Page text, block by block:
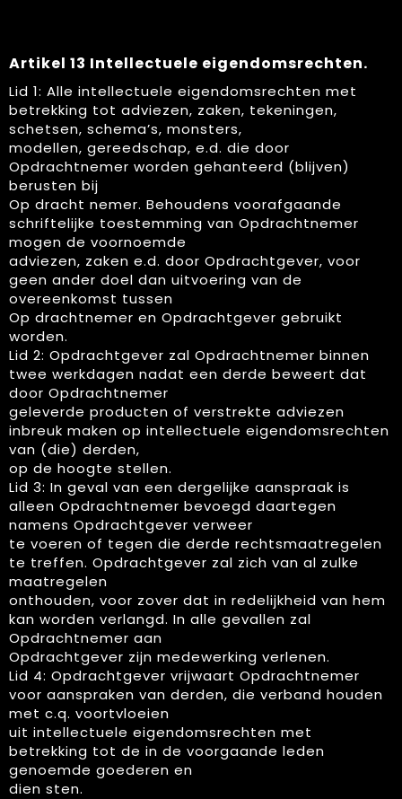
Artikel 13 Intellectuele eigendomsrechten.
Lid 1: Alle intellectuele eigendomsrechten met
betrekking tot adviezen, zaken, tekeningen,
schetsen, schema’s, monsters,
modellen, gereedschap, e.d. die door
Opdrachtnemer worden gehanteerd (blijven)
berusten bij
Op dracht nemer. Behoudens voorafgaande
schriftelijke toestemming van Opdrachtnemer
mogen de voornoemde
adviezen, zaken e.d. door Opdrachtgever, voor
geen ander doel dan uitvoering van de
overeenkomst tussen
Op drachtnemer en Opdrachtgever gebruikt
worden.
Lid 2: Opdrachtgever zal Opdrachtnemer binnen
twee werkdagen nadat een derde beweert dat
door Opdrachtnemer
geleverde producten of verstrekte adviezen
inbreuk maken op intellectuele eigendomsrechten
van (die) derden,
op de hoogte stellen.
Lid 3: In geval van een dergelijke aanspraak is
alleen Opdrachtnemer bevoegd daartegen
namens Opdrachtgever verweer
te voeren of tegen die derde rechtsmaatregelen
te treffen. Opdrachtgever zal zich van al zulke
maatregelen
onthouden, voor zover dat in redelijkheid van hem
kan worden verlangd. In alle gevallen zal
Opdrachtnemer aan
Opdrachtgever zijn medewerking verlenen.
Lid 4: Opdrachtgever vrijwaart Opdrachtnemer
voor aanspraken van derden, die verband houden
met c.q. voortvloeien
uit intellectuele eigendomsrechten met
betrekking tot de in de voorgaande leden
genoemde goederen en
dien sten.